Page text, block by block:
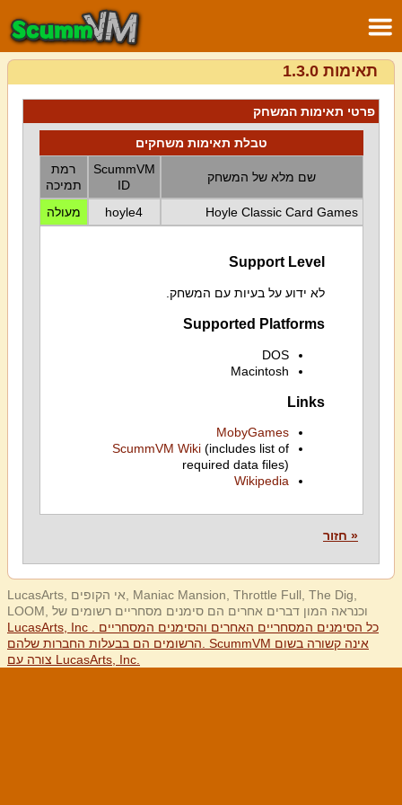
תאימות 1.3.0
פרטי תאימות המשחק
טבלת תאימות משחקים
שם מלא של המשחק
ScummVM
ID
רמת
תמיכה
Hoyle Classic Card Games
hoyle4 מעולה
Support Level
לא ידוע על בעיות עם המשחק.
Supported Platforms
DOS
Macintosh
Links
MobyGames
ScummVM Wiki(includes list of
required data files)
Wikipedia
« חזור
LucasArts, אי הקופים, Maniac Mansion, Throttle Full, The Dig,
LOOM, וכנראה המון דברים אחרים הם סימנים מסחריים רשומים של
LucasArts, Inc . כל הסימנים המסחריים האחרים והסימנים המסחריים
הרשומים הם בבעלות החברות שלהם. ScummVM אינה קשורה בשום
צורה עם LucasArts, Inc.